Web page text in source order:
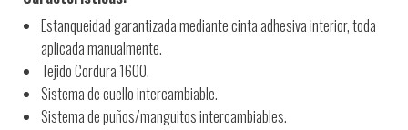
Estanqueidad garantizada mediante cinta adhesiva interior, toda
aplicada manualmente.
Tejido Cordura 1600.
Sistema de cuello intercambiable.
Sistema de puños/manguitos intercambiables.